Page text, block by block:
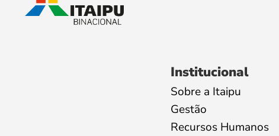
Institucional
Sobre a Itaipu
Gestão
Recursos Humanos